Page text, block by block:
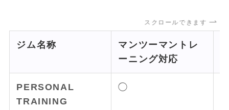
スクロールできます
ジム名称
マンツーマントレ
ーニング対応
PERSONAL
TRAINING
◯